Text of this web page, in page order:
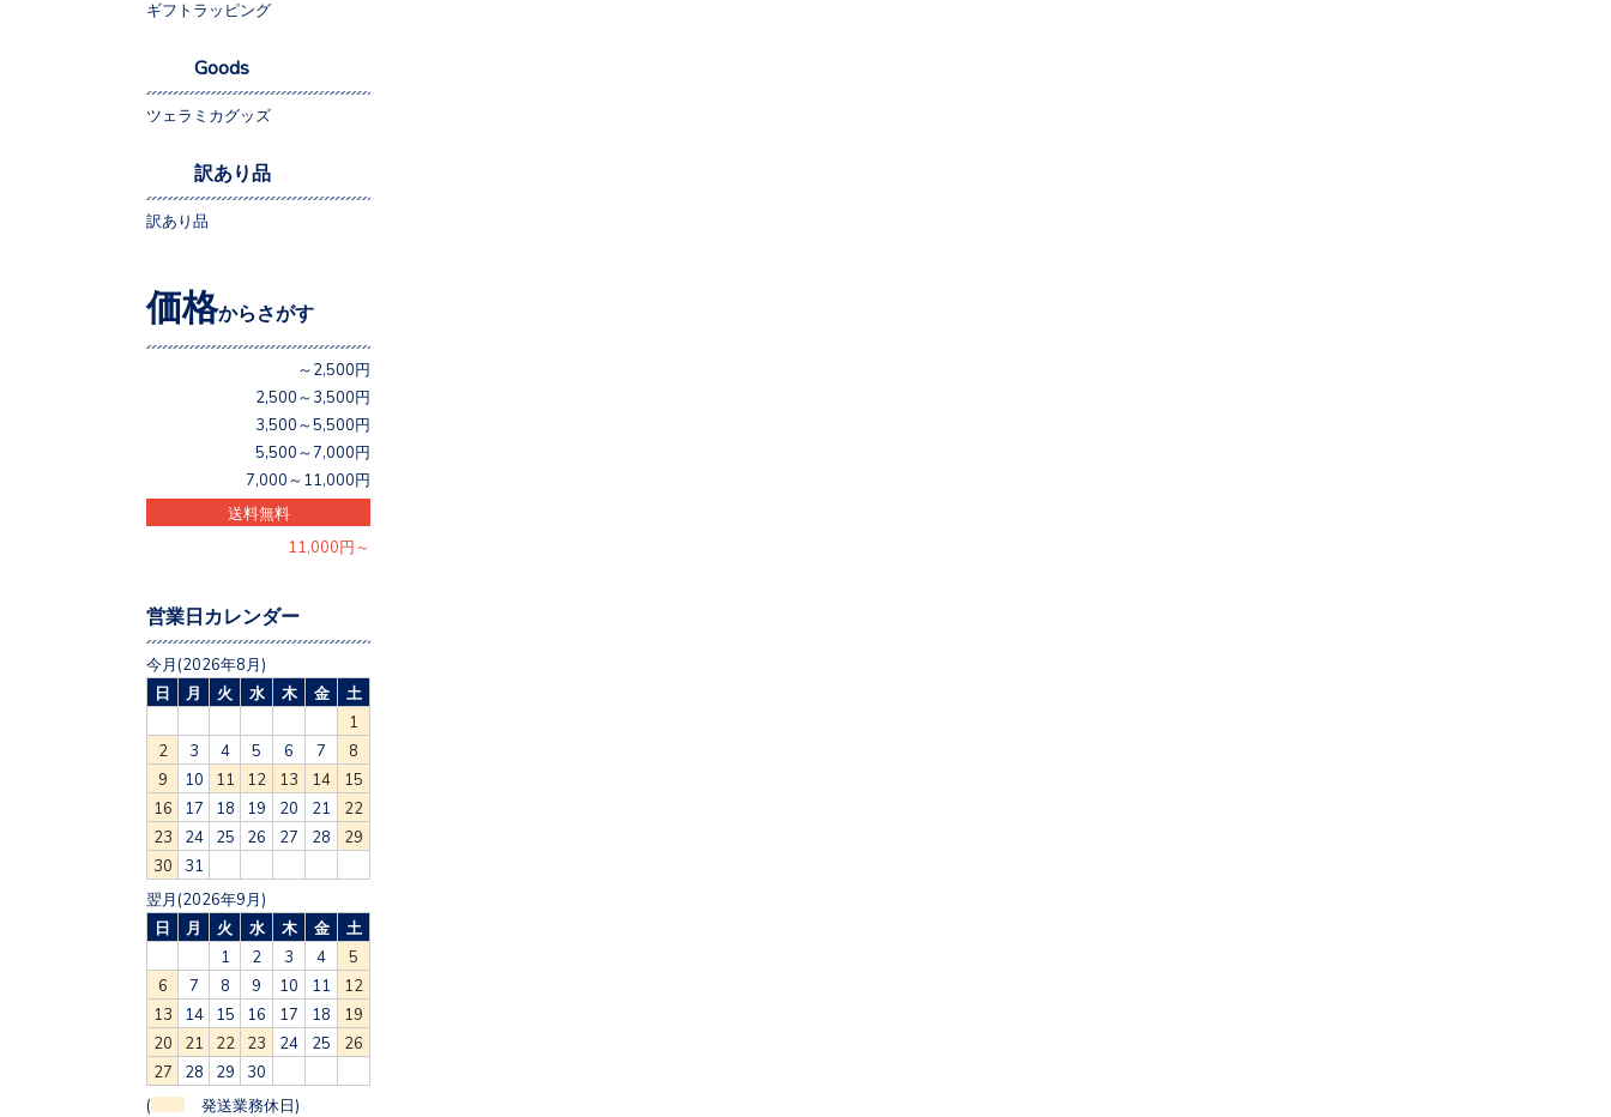
ギフトラッピング
Goods
ツェラミカグッズ
訳あり品
訳あり品
価格からさがす
～2,500円
2,500～3,500円
3,500～5,500円
5,500～7,000円
7,000～11,000円
送料無料
11,000円～
営業日カレンダー
今月(2026年8月)
日
月 火 水 木 金
土
1
2
3 4 5 6 7
8
9
10 11 12 13 14
15
16
17 18 19 20 21
22
23
24 25 26 27 28
29
30
31
翌月(2026年9月)
日
月 火 水 木 金
土
1
2 3 4
5
6
7 8 9 10 11
12
13
14 15 16 17 18
19
20
21 22 23 24 25
26
27
28 29 30
( 発送業務休日)